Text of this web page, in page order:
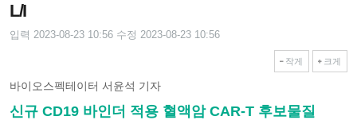
L/I
입력 2023-08-23 10:56 수정 2023-08-23 10:56
작게 크게
바이오스펙테이터 서윤석 기자
신규 CD19 바인더 적용 혈액암 CAR-T 후보물질